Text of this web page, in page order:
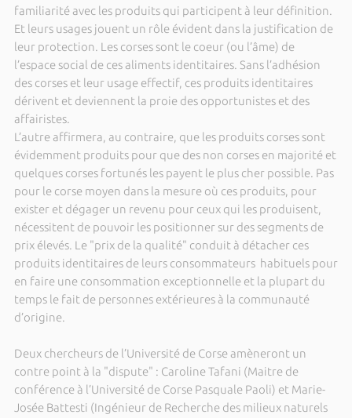
familiarité avec les produits qui participent à leur définition.
Et leurs usages jouent un rôle évident dans la justification de
leur protection. Les corses sont le coeur (ou l’âme) de
l’espace social de ces aliments identitaires. Sans l’adhésion
des corses et leur usage effectif, ces produits identitaires
dérivent et deviennent la proie des opportunistes et des
affairistes.
L’autre affirmera, au contraire, que les produits corses sont
évidemment produits pour que des non corses en majorité et
quelques corses fortunés les payent le plus cher possible. Pas
pour le corse moyen dans la mesure où ces produits, pour
exister et dégager un revenu pour ceux qui les produisent,
nécessitent de pouvoir les positionner sur des segments de
prix élevés. Le "prix de la qualité" conduit à détacher ces
produits identitaires de leurs consommateurs habituels pour
en faire une consommation exceptionnelle et la plupart du
temps le fait de personnes extérieures à la communauté
d’origine.
Deux chercheurs de l’Université de Corse amèneront un
contre point à la "dispute" : Caroline Tafani (Maitre de
conférence à l’Université de Corse Pasquale Paoli) et Marie-
Josée Battesti (Ingénieur de Recherche des milieux naturels